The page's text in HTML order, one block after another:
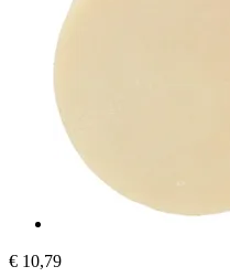
€ 10,79